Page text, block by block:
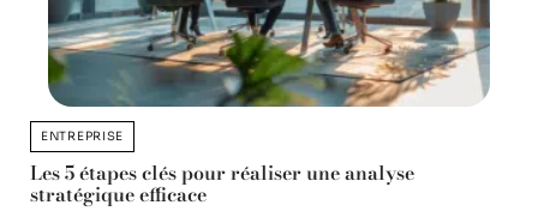
ENTREPRISE
Les 5 étapes clés pour réaliser une analyse
stratégique efficace